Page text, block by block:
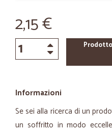
2,15 €
Informazioni
Se sei alla ricerca di un
un soffritto in modo